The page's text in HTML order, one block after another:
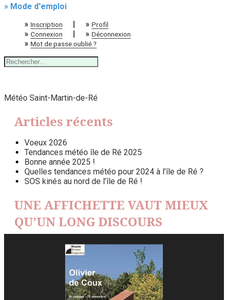
» Mode d'emploi
» Inscription | » Profil
» Connexion | » Déconnexion
» Mot de passe oublié ?
Rechercher :
Météo Saint-Martin-de-Ré
Articles récents
Voeux 2026
Tendances météo île de Ré 2025
Bonne année 2025 !
Quelles tendances météo pour 2024 à l’île de Ré ?
SOS kinés au nord de l’île de Ré !
UNE AFFICHETTE VAUT MIEUX
QU’UN LONG DISCOURS